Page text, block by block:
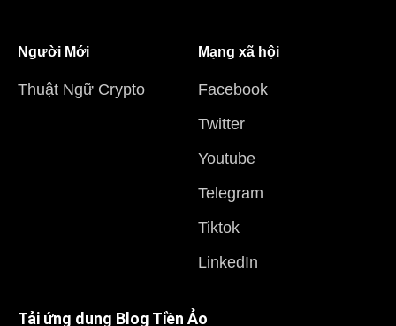
Người Mới
Thuật Ngữ Crypto
Mạng xã hội
Facebook
Twitter
Youtube
Telegram
Tiktok
LinkedIn
Tải ứng dụng Blog Tiền Ảo